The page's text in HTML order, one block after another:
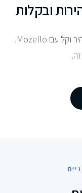
ובקלות
בנייה וניהול של אתר אינטרנט משלך זה מהיר וקל עם Mozello.